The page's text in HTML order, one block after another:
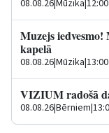
08.08.26|Mūzika|12:00
Muzejs iedvesmo!
kapelā
08.08.26|Mūzika|13:00
VIZIUM radošā
08.08.26|Bērniem|